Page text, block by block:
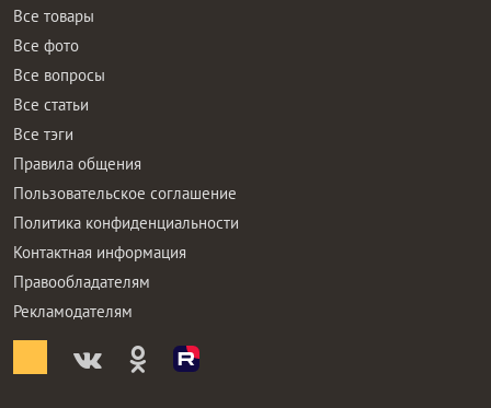
Все товары
Все фото
Все вопросы
Все статьи
Все тэги
Правила общения
Пользовательское соглашение
Политика конфиденциальности
Контактная информация
Правообладателям
Рекламодателям